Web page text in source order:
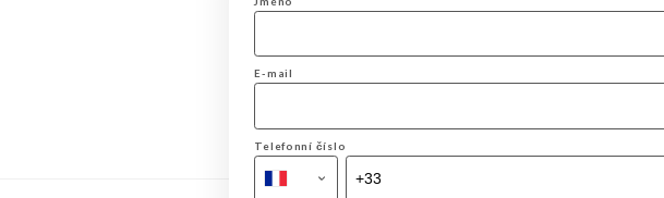
E-mail
Telefonní číslo